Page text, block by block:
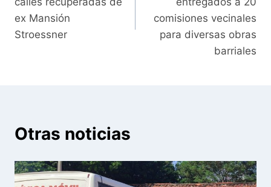
ex Mansión
Stroessner
comisiones vecinales
para diversas obras
barriales
Otras noticias